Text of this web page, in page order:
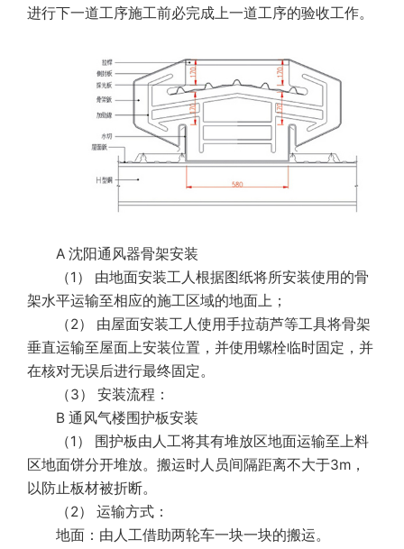
进行下一道工序施工前必完成上一道工序的验收工作。
A 沈阳通风器骨架安装
（1） 由地面安装工人根据图纸将所安装使用的骨
架水平运输至相应的施工区域的地面上；
（2） 由屋面安装工人使用手拉葫芦等工具将骨架
垂直运输至屋面上安装位置，并使用螺栓临时固定，并
在核对无误后进行最终固定。
（3） 安装流程：
B 通风气楼围护板安装
（1） 围护板由人工将其有堆放区地面运输至上料
区地面饼分开堆放。搬运时人员间隔距离不大于3m，
以防止板材被折断。
（2） 运输方式：
地面：由人工借助两轮车一块一块的搬运。